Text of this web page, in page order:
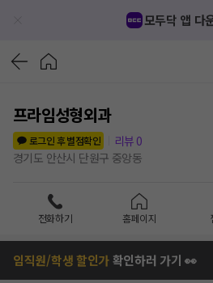
모두닥 앱 다
프라임성형외과
로그인 후 별점확인
리뷰 0
경기도 안산시 단원구 중앙동
전화하기 홈페이지
임직원/학생 할인가확인하러 가기 👀